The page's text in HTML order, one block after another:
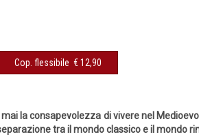
Cop. flessibile € 12,90
la consapevolezza di vivere nel
tra il mondo classico e il mondo